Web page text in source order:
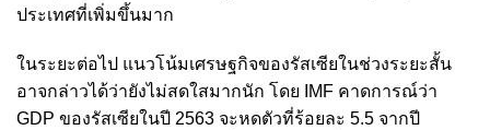
ประเทศที่เพิ่มขึ้นมาก
ในระยะต่อไป แนวโน้มเศรษฐกิจของรัสเซียในช่วงระยะสั้น
อาจกล่าวได้ว่ายังไม่สดใสมากนัก โดย IMF คาดการณ์ว่า
GDP ของรัสเซียในปี 2563 จะหดตัวที่ร้อยละ 5.5 จากปี